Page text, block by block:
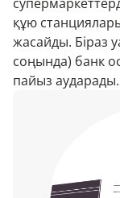
құю
жасайды. Біраз
соңында) банк
пайыз аударады.